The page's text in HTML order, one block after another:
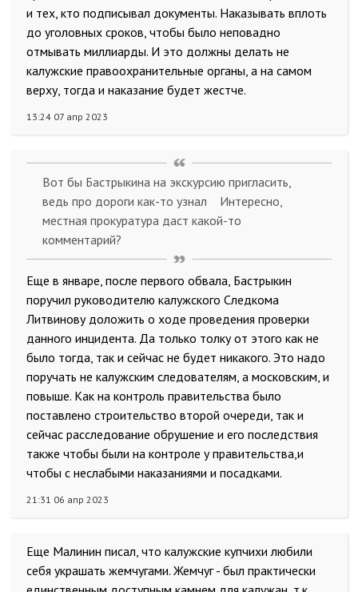
и тех, кто подписывал документы. Наказывать вплоть
до уголовных сроков, чтобы было неповадно
отмывать миллиарды. И это должны делать не
калужские правоохранительные органы, а на самом
верху, тогда и наказание будет жестче.
13:24 07 апр 2023
Вот бы Бастрыкина на экскурсию пригласить,
ведь про дороги как-то узнал Интересно,
местная прокуратура даст какой-то
комментарий?
Еще в январе, после первого обвала, Бастрыкин
поручил руководителю калужского Следкома
Литвинову доложить о ходе проведения проверки
данного инцидента. Да только толку от этого как не
было тогда, так и сейчас не будет никакого. Это надо
поручать не калужским следователям, а московским, и
повыше. Как на контроль правительства было
поставлено строительство второй очереди, так и
сейчас расследование обрушение и его последствия
также чтобы были на контроле у правительства,и
чтобы с неслабыми наказаниями и посадками.
21:31 06 апр 2023
Еще Малинин писал, что калужские купчихи любили
себя украшать жемчугами. Жемчуг - был практически